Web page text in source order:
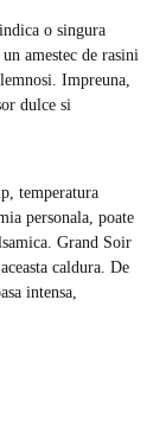
o singura
amestec de rasini
Impreuna,
dulce si
temperatura
personala, poate
Grand Soir
caldura. De
intensa,